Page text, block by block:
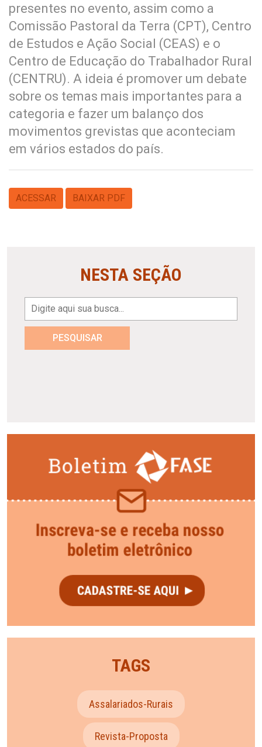
presentes no evento, assim como a
Comissão Pastoral da Terra (CPT), Centro
de Estudos e Ação Social (CEAS) e o
Centro de Educação do Trabalhador Rural
(CENTRU). A ideia é promover um debate
sobre os temas mais importantes para a
categoria e fazer um balanço dos
movimentos grevistas que aconteciam
em vários estados do país.
ACESSAR BAIXAR PDF
NESTA SEÇÃO
PESQUISAR
TAGS
Assalariados-Rurais
Revista-Proposta